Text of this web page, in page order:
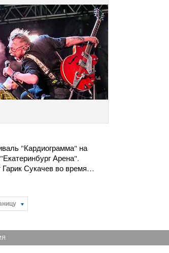
"Кардиограмма" на
Арена".
Сукачев во время…